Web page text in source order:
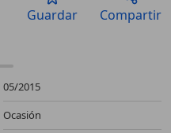
Guardar Compartir
05/2015
Ocasión